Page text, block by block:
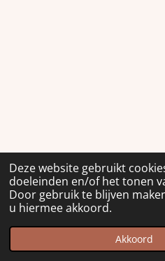
Deze website gebruikt
doeleinden en/of het tonen
Door gebruik te blijven
u hiermee akkoord.
Akkoord